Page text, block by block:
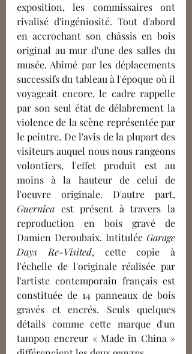
exposition, les commissaires ont
rivalisé d'ingéniosité. Tout d'abord
en accrochant son châssis en bois
original au mur d'une des salles du
musée. Abîmé par les déplacements
successifs du tableau à l'époque où il
voyageait encore, le cadre rappelle
par son seul état de délabrement la
violence de la scène représentée par
le peintre. De l'avis de la plupart des
visiteurs auquel nous nous rangeons
volontiers, l'effet produit est au
moins à la hauteur de celui de
Guernica est présent à travers la
reproduction en bois gravé de
Damien Deroubaix. Intitulée Garage
Days Re-Visited, cette copie à
l'échelle de l'originale réalisée par
l'artiste contemporain français est
constituée de 14 panneaux de bois
gravés et encrés. Seuls quelques
détails comme cette marque d'un
tampon encreur « Made in China »